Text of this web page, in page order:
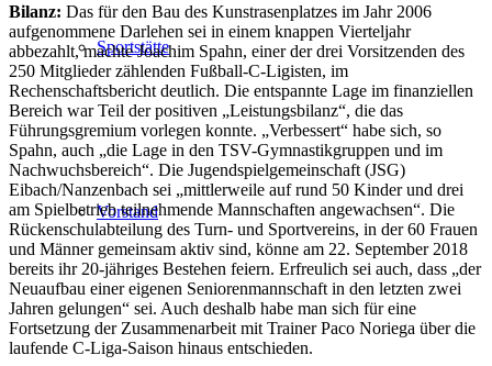
Sportstätte
Vorstand
Bilanz: Das für den Bau des Kunstrasenplatzes im Jahr 2006
aufgenommene Darlehen sei in einem knappen Vierteljahr
abbezahlt, machte Joachim Spahn, einer der drei Vorsitzenden des
250 Mitglieder zählenden Fußball-C-Ligisten, im
Rechenschaftsbericht deutlich. Die entspannte Lage im finanziellen
Bereich war Teil der positiven „Leistungsbilanz“, die das
Führungsgremium vorlegen konnte. „Verbessert“ habe sich, so
Spahn, auch „die Lage in den TSV-Gymnastikgruppen und im
Nachwuchsbereich“. Die Jugendspielgemeinschaft (JSG)
Eibach/Nanzenbach sei „mittlerweile auf rund 50 Kinder und drei
am Spielbetrieb teilnehmende Mannschaften angewachsen“. Die
Rückenschulabteilung des Turn- und Sportvereins, in der 60 Frauen
und Männer gemeinsam aktiv sind, könne am 22. September 2018
bereits ihr 20-jähriges Bestehen feiern. Erfreulich sei auch, dass „der
Neuaufbau einer eigenen Seniorenmannschaft in den letzten zwei
Jahren gelungen“ sei. Auch deshalb habe man sich für eine
Fortsetzung der Zusammenarbeit mit Trainer Paco Noriega über die
laufende C-Liga-Saison hinaus entschieden.